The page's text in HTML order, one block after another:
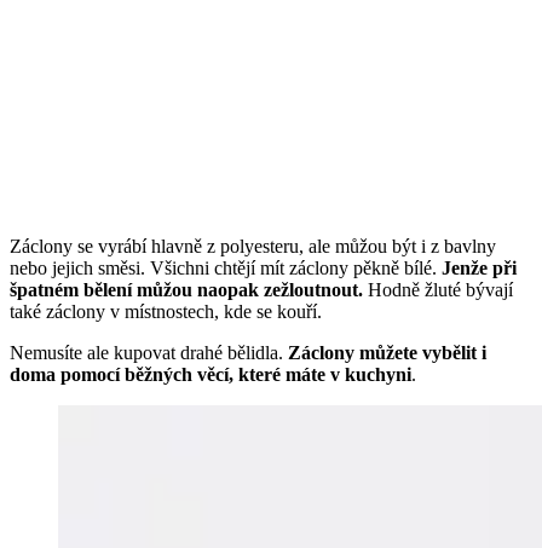
Záclony se vyrábí hlavně z polyesteru, ale můžou být i z bavlny
nebo jejich směsi. Všichni chtějí mít záclony pěkně bílé. Jenže při
špatném bělení můžou naopak zežloutnout. Hodně žluté bývají
také záclony v místnostech, kde se kouří.
Nemusíte ale kupovat drahé bělidla. Záclony můžete vybělit i
doma pomocí běžných věcí, které máte v kuchyni.